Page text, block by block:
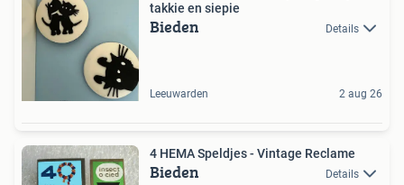
takkie en siepie
Bieden Details
Leeuwarden 2 aug 26
4 HEMA Speldjes - Vintage Reclame
Bieden Details